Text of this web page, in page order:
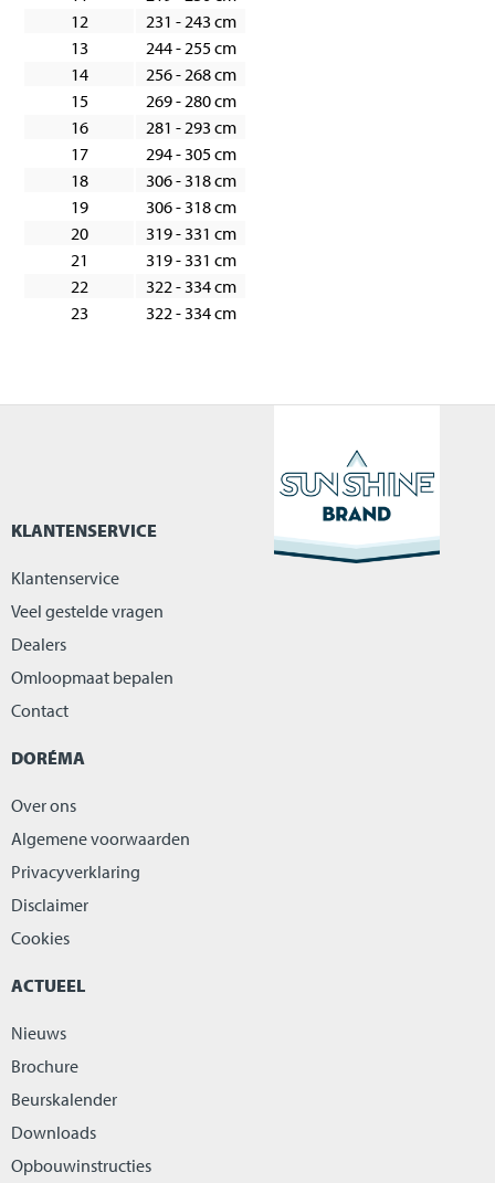
12
231 - 243 cm
13
244 - 255 cm
14
256 - 268 cm
15
269 - 280 cm
16
281 - 293 cm
17
294 - 305 cm
18
306 - 318 cm
19
306 - 318 cm
20
319 - 331 cm
21
319 - 331 cm
22
322 - 334 cm
23
322 - 334 cm
KLANTENSERVICE
Klantenservice
Veel gestelde vragen
Dealers
Omloopmaat bepalen
Contact
DORÉMA
Over ons
Algemene voorwaarden
Privacyverklaring
Disclaimer
Cookies
ACTUEEL
Nieuws
Brochure
Beurskalender
Downloads
Opbouwinstructies